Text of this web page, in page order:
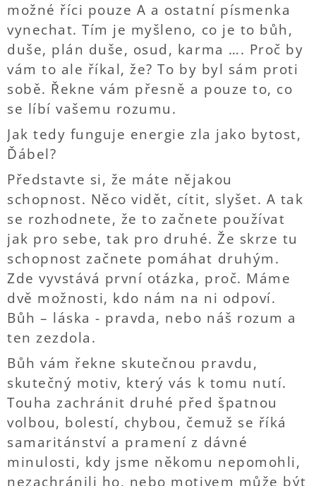
možné říci pouze A a ostatní písmenka
vynechat. Tím je myšleno, co je to bůh,
duše, plán duše, osud, karma …. Proč by
vám to ale říkal, že? To by byl sám proti
sobě. Řekne vám přesně a pouze to, co
se líbí vašemu rozumu.
Jak tedy funguje energie zla jako bytost,
Ďábel?
Představte si, že máte nějakou
schopnost. Něco vidět, cítit, slyšet. A tak
se rozhodnete, že to začnete používat
jak pro sebe, tak pro druhé. Že skrze tu
schopnost začnete pomáhat druhým.
Zde vyvstává první otázka, proč. Máme
dvě možnosti, kdo nám na ni odpoví.
Bůh – láska - pravda, nebo náš rozum a
ten zezdola.
Bůh vám řekne skutečnou pravdu,
skutečný motiv, který vás k tomu nutí.
Touha zachránit druhé před špatnou
volbou, bolestí, chybou, čemuž se říká
samaritánství a pramení z dávné
minulosti, kdy jsme někomu nepomohli,
nezachránili ho, nebo motivem může být